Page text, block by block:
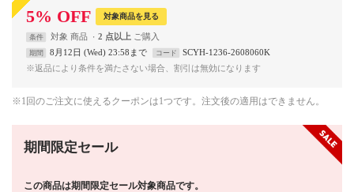
5% OFF 対象商品を見る
条件 対象 商品 2 点以上
期間 8月12日 (Wed) 23:58まで コード
SCYH-1236-2608060K
※返品により条件を満たさない場合、割引は無効になります
※1回のご注文に使えるクーポンは1つです。注文後の適用はできません。
期間限定セール
この商品は期間限定セール対象商品です。